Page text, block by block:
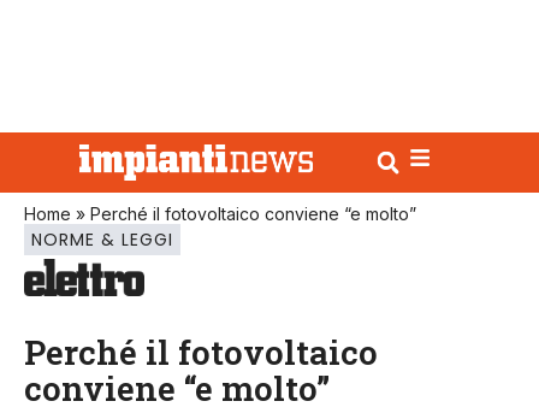
Home » Perché il fotovoltaico conviene “e molto”
NORME & LEGGI
Perché il fotovoltaico
conviene “e molto”